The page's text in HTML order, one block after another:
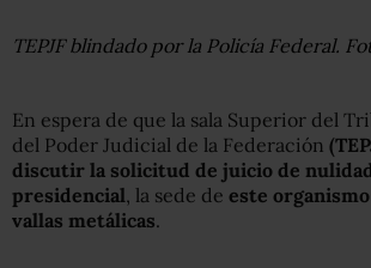
TEPJF blindado por la Policía Federal.
En espera de que la sala Superior del
del Poder Judicial de la Federación
discutir la solicitud de juicio de
presidencial, la sede de este
vallas metálicas.